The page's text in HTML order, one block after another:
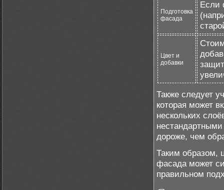
Подготовка
фасада
Если
Цвет и
добавки
Также следует
которая может
нескольких
дороже, чем
Таким образом,
фасада может
правильном